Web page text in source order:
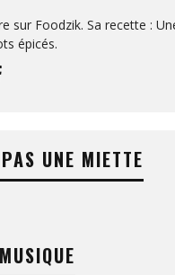
sur Foodzik. Sa recette :
épicés.
UNE MIETTE